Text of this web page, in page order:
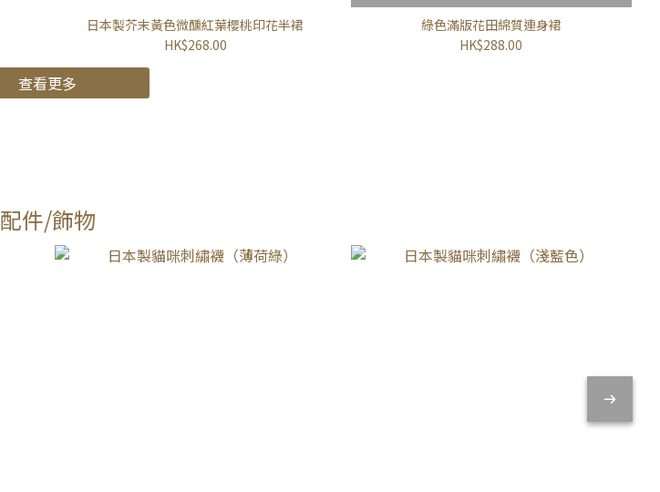
日本製芥末黃色微醺紅葉櫻桃印花半裙
HK$268.00
綠色滿版花田綿質連身裙
HK$288.00
查看更多
配件/飾物